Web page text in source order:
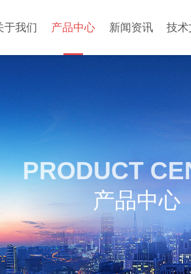
于我们 产品中心 新闻资讯 技
PRODUCT
产品中心